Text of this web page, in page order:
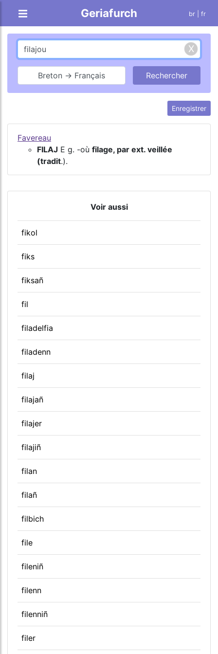
Geriafurch br | fr
Breton → Français
Enregistrer
Favereau
FILAJ E g. -où filage, par ext. veillée
(tradit.).
Voir aussi
fikol
fiks
fiksañ
fil
filadelfia
filadenn
filaj
filajañ
filajer
filajiñ
filan
filañ
filbich
file
fileniñ
filenn
filenniñ
filer